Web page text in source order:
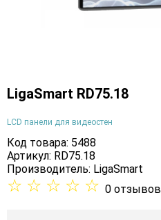
LigaSmart RD75.18
LCD панели для видеостен
Код товара: 5488
Артикул: RD75.18
Производитель: LigaSmart
☆ ☆ ☆ ☆ ☆ 0 отзывов